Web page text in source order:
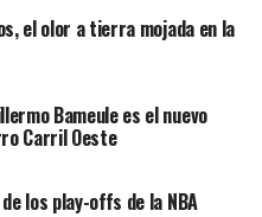
de cerrar la serie
está cada vez más cerca
el olor a tierra mojada en la
Bameule es el nuevo
Carril Oeste
los play-offs de la NBA